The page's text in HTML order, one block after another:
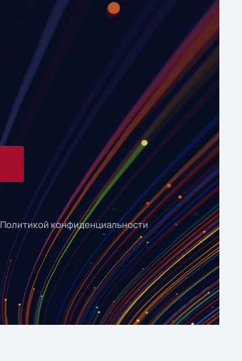
Политикой конфиденциальности